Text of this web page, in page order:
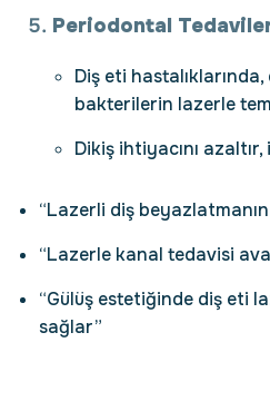
Periodontal
Diş eti
bakterilerin lazerle
Dikiş ihtiyacını azaltır,
“Lazerli diş
“Lazerle kanal tedavisi
“Gülüş estetiğinde diş eti
sağlar”